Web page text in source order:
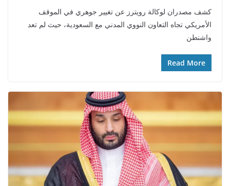
كشف مصدران لوكالة رويترز عن تغيير جوهري في الموقف
الأمريكي تجاه التعاون النووي المدني مع السعودية، حيث لم تعد
واشنطن
Read More